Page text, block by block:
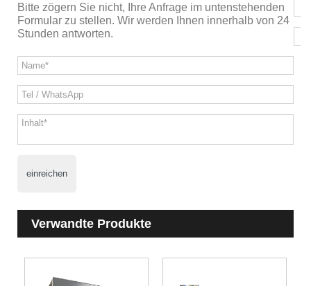
Bitte zögern Sie nicht, Ihre Anfrage im untenstehenden
Formular zu stellen. Wir werden Ihnen innerhalb von 24
Stunden antworten.
einreichen
Verwandte Produkte